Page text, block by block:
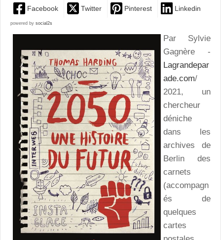
Facebook Twitter Pinterest Linkedin
powered by social2s
Par Sylvie
Gagnère -
Lagrandepar
ade.com/
2021, un
chercheur
déniche
dans les
archives de
Berlin des
carnets
(accompagn
és de
quelques
cartes